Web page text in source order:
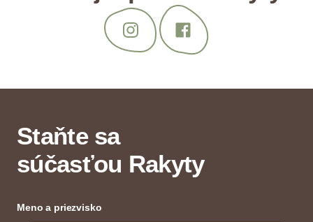
Staňte sa
súčasťou Rakyty
Meno a priezvisko